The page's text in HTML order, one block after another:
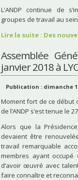
L'ANDP continue de
groupes de travail au
Lire la suite : Des
Assemblée
janvier 2018 à
Publication : dimanche
Moment fort de ce début
de l’ANDP s’est tenue le
Alors que la
devaient être
travail remarquable
membres ayant
d’avoir œuvré avec
faire connaître et